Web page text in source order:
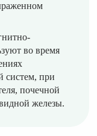
во время
систем, при
почечной
железы.